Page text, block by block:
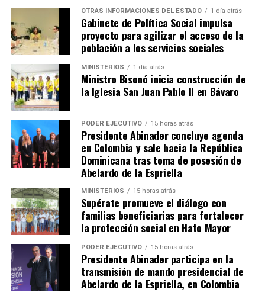
OTRAS INFORMACIONES DEL ESTADO 1 día atrás
Gabinete de Política Social impulsa
proyecto para agilizar el acceso de la
población a los servicios sociales
MINISTERIOS 1 día atrás
Ministro Bisonó inicia construcción de
la Iglesia San Juan Pablo II en Bávaro
PODER EJECUTIVO 15 horas atrás
Presidente Abinader concluye agenda
en Colombia y sale hacia la República
Dominicana tras toma de posesión de
Abelardo de la Espriella
MINISTERIOS 15 horas atrás
Supérate promueve el diálogo con
familias beneficiarias para fortalecer
la protección social en Hato Mayor
PODER EJECUTIVO 15 horas atrás
Presidente Abinader participa en la
transmisión de mando presidencial de
Abelardo de la Espriella, en Colombia